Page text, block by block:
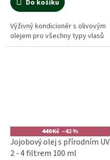
Do košíku
Výživný kondicionér s olivovým
olejem pro všechny typy vlasů
449 Kč –42 %
Jojobový olej s přírodním UV
2 - 4 filtrem 100 ml